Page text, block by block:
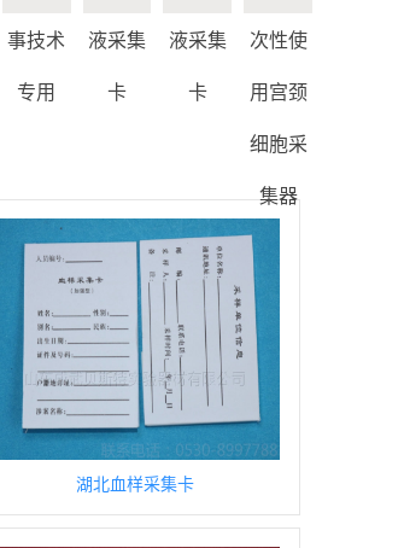
事技术
专用
液采集
卡
液采集
卡
次性使
用宫颈
细胞采
集器
湖北血样采集卡